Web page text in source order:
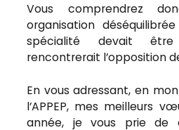
Vous comprendrez
organisation
spécialité devait
rencontrerait l’opposition de
En vous adressant, en
l’APPEP, mes meilleurs
année, je vous prie de